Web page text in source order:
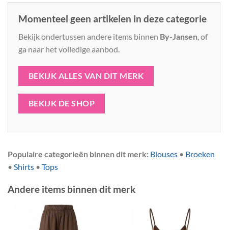
Momenteel geen artikelen in deze categorie
Bekijk ondertussen andere items binnen By-Jansen , of
ga naar het volledige aanbod.
BEKIJK ALLES VAN DIT MERK
BEKIJK DE SHOP
Populaire categorieën binnen dit merk: Blouses • Broeken
• Shirts • Tops
Andere items binnen dit merk